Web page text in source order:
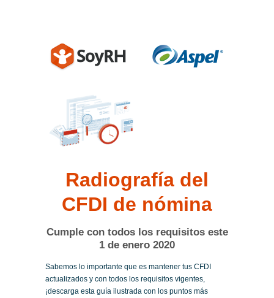
Radiografía del
CFDI de nómina
Cumple con todos los requisitos este
1 de enero 2020
Sabemos lo importante que es mantener tus CFDI
actualizados y con todos los requisitos vigentes,
¡descarga esta guía ilustrada con los puntos más